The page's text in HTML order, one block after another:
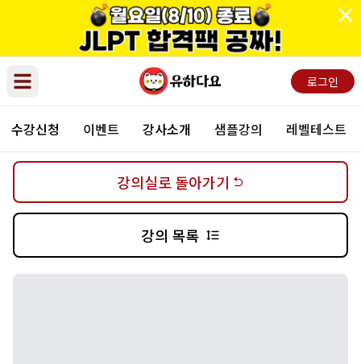
Open main menu 로그인
수강신청 이벤트 강사소개 샘플강의 레벨테스트
강의실로 돌아가기
강의 목록